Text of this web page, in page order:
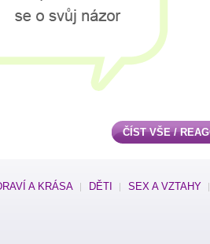
ČÍST VŠE /
A KRÁSA DĚTI SEX A VZTAHY